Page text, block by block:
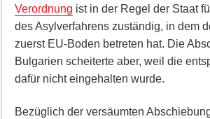
Verordnung ist in der Regel der Staat
des Asylverfahrens zuständig, in dem
zuerst EU-Boden betreten hat. Die
Bulgarien scheiterte aber, weil die
dafür nicht eingehalten wurde.
Bezüglich der versäumten